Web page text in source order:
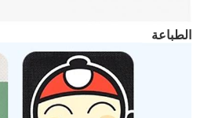
الطباعة